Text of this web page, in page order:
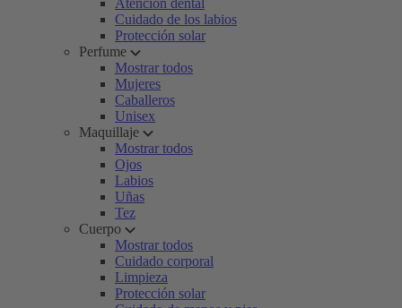
Atención dental
Cuidado de los labios
Protección solar
Perfume
Mostrar todos
Mujeres
Caballeros
Unisex
Maquillaje
Mostrar todos
Ojos
Labios
Uñas
Tez
Cuerpo
Mostrar todos
Cuidado corporal
Limpieza
Protección solar